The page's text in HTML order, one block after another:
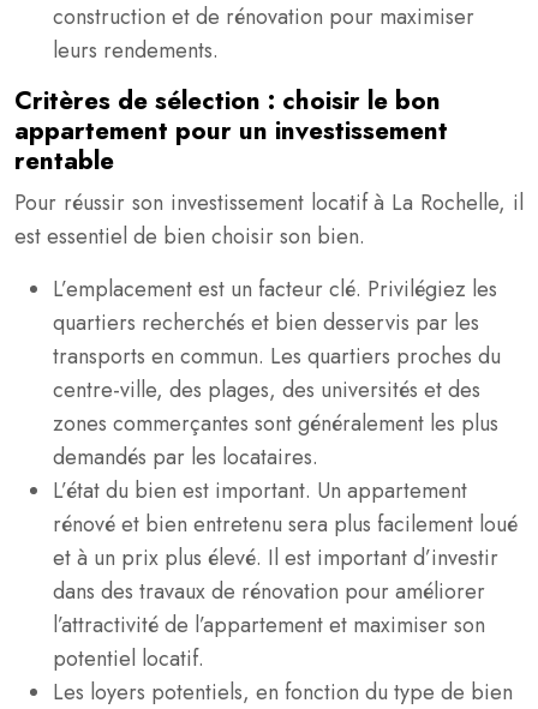
construction et de rénovation pour maximiser
leurs rendements.
Critères de sélection : choisir le bon
appartement pour un investissement
rentable
Pour réussir son investissement locatif à La Rochelle, il
est essentiel de bien choisir son bien.
L’emplacement est un facteur clé. Privilégiez les
quartiers recherchés et bien desservis par les
transports en commun. Les quartiers proches du
centre-ville, des plages, des universités et des
zones commerçantes sont généralement les plus
demandés par les locataires.
L’état du bien est important. Un appartement
rénové et bien entretenu sera plus facilement loué
et à un prix plus élevé. Il est important d’investir
dans des travaux de rénovation pour améliorer
l’attractivité de l’appartement et maximiser son
potentiel locatif.
Les loyers potentiels, en fonction du type de bien